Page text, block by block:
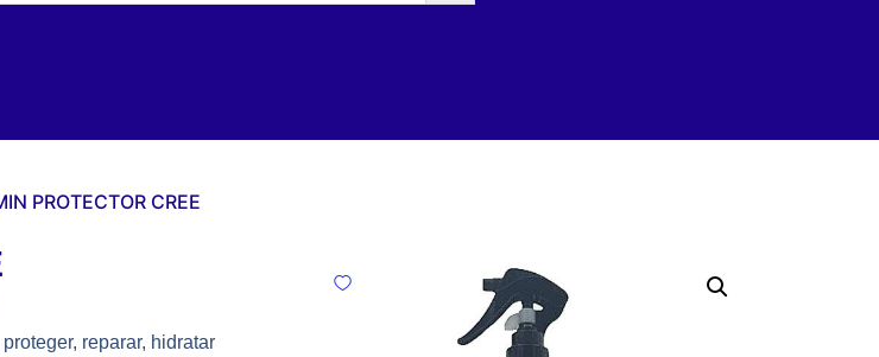
PROTECTOR CREE
reparar, hidratar